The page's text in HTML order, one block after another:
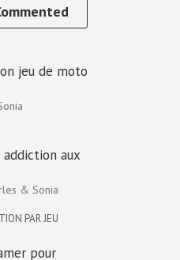
jeu de moto
aux
& Sonia
PAR JEU
pour